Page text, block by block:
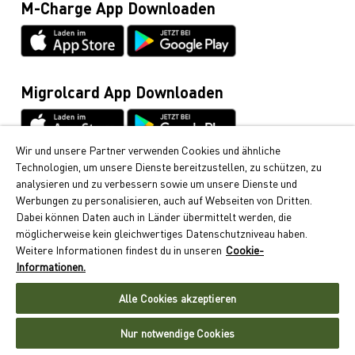
Allgemeine Anfragen / Rund ums Fahrzeug
044 495 11 11
M-Charge App Downloaden
Migrolcard App Downloaden
Cumulus
Bei Migrol erhalten Sie die beliebten Cumulus-Punkte.
Erfahren Sie hier, wie Sie Cumulus-Punkte sammeln
können.
Folgen Sie uns
Wir und unsere Partner verwenden Cookies und ähnliche
Technologien, um unsere Dienste bereitzustellen, zu schützen, zu
analysieren und zu verbessern sowie um unsere Dienste und
Werbungen zu personalisieren, auch auf Webseiten von Dritten.
Dabei können Daten auch in Länder übermittelt werden, die
möglicherweise kein gleichwertiges Datenschutzniveau haben.
Weitere Informationen findest du in unseren Cookie-
Informationen.
Alle Cookies akzeptieren
Nur notwendige Cookies